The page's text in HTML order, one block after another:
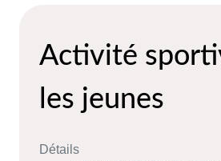
Activité
les jeunes
Détails